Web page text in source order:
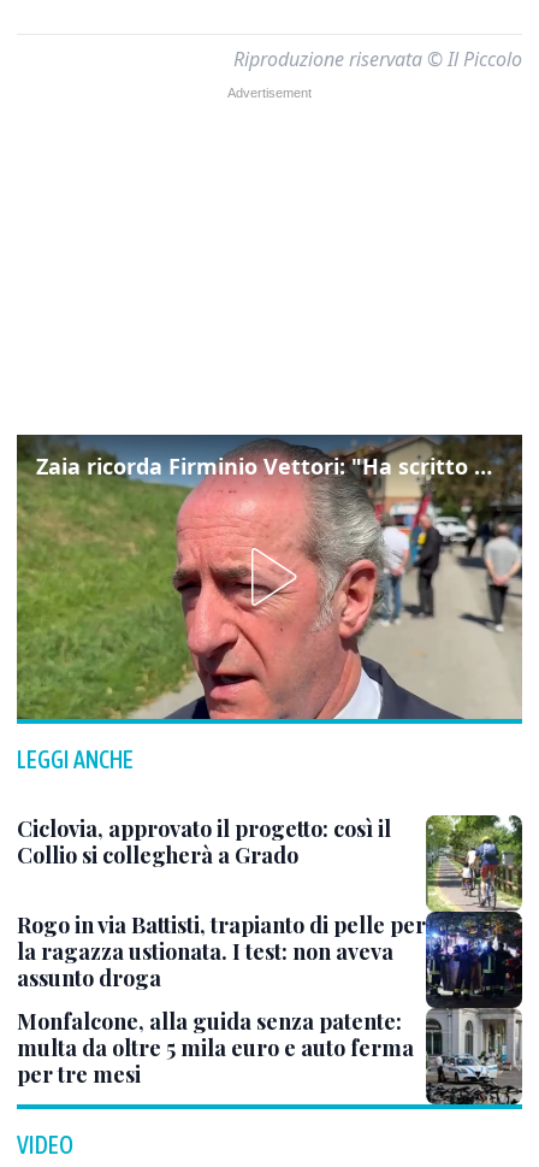
Riproduzione riservata © Il Piccolo
Zaia ricorda Firminio Vettori: "Ha scritto pagine di storia del nostro territorio"
LEGGI ANCHE
Ciclovia, approvato il progetto: così il
Collio si collegherà a Grado
Rogo in via Battisti, trapianto di pelle per
la ragazza ustionata. I test: non aveva
assunto droga
Monfalcone, alla guida senza patente:
multa da oltre 5 mila euro e auto ferma
per tre mesi
VIDEO